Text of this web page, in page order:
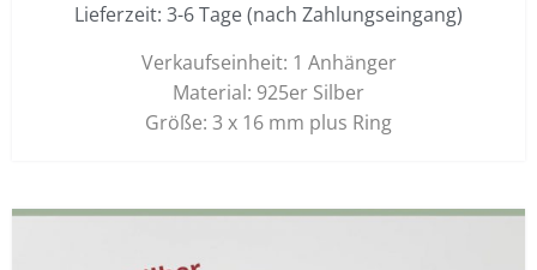
Lieferzeit: 3-6 Tage (nach Zahlungseingang)
Verkaufseinheit: 1 Anhänger
Material: 925er Silber
Größe: 3 x 16 mm plus Ring